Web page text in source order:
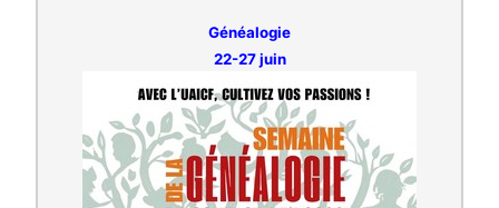
Généalogie
22-27 juin